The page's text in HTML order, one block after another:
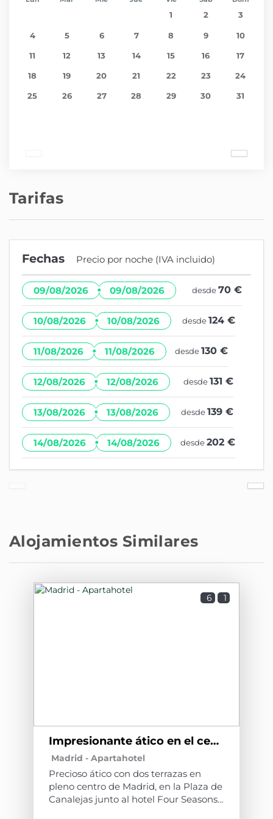
1 2 3
4 5 6 7 8 9 10
11 12 13 14 15 16 17
18 19 20 21 22 23 24
25 26 27 28 29 30 31
Tarifas
Fechas Precio por noche (IVA incluido)
09/08/2026 · 09/08/2026 desde70 €
10/08/2026 · 10/08/2026 desde124 €
11/08/2026 · 11/08/2026 desde130 €
12/08/2026 · 12/08/2026 desde131 €
13/08/2026 · 13/08/2026 desde139 €
14/08/2026 · 14/08/2026 desde202 €
Alojamientos Similares
6 1
Impresionante ático en el centro de Madrid C6
Madrid - Apartahotel
Precioso ático con dos terrazas en
pleno centro de Madrid, en la Plaza de
Canalejas junto al hotel Four Seasons,